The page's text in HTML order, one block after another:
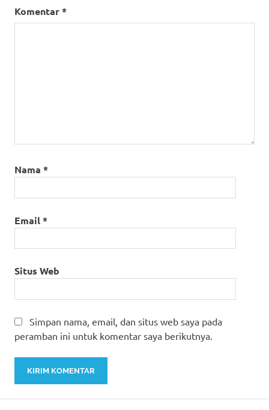
Komentar*
Nama *
Email*
Situs Web
Simpan nama, email, dan situs web saya pada
peramban ini untuk komentar saya berikutnya.